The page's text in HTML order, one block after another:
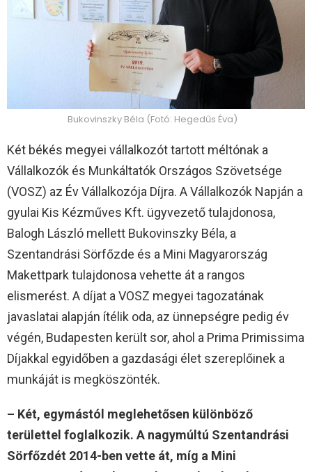
Bukovinszky Béla (Fotó: Hegedűs Éva)
Két békés megyei vállalkozót tartott méltónak a
Vállalkozók és Munkáltatók Országos Szövetsége
(VOSZ) az Év Vállalkozója Díjra. A Vállalkozók Napján a
gyulai Kis Kézműves Kft. ügyvezető tulajdonosa,
Balogh László mellett Bukovinszky Béla, a
Szentandrási Sörfőzde és a Mini Magyarország
Makettpark tulajdonosa vehette át a rangos
elismerést. A díjat a VOSZ megyei tagozatának
javaslatai alapján ítélik oda, az ünnepségre pedig év
végén, Budapesten került sor, ahol a Prima Primissima
Díjakkal egyidőben a gazdasági élet szereplőinek a
munkáját is megköszönték.
– Két, egymástól meglehetősen különböző
területtel foglalkozik. A nagymúltú Szentandrási
Sörfőzdét 2014-ben vette át, míg a Mini